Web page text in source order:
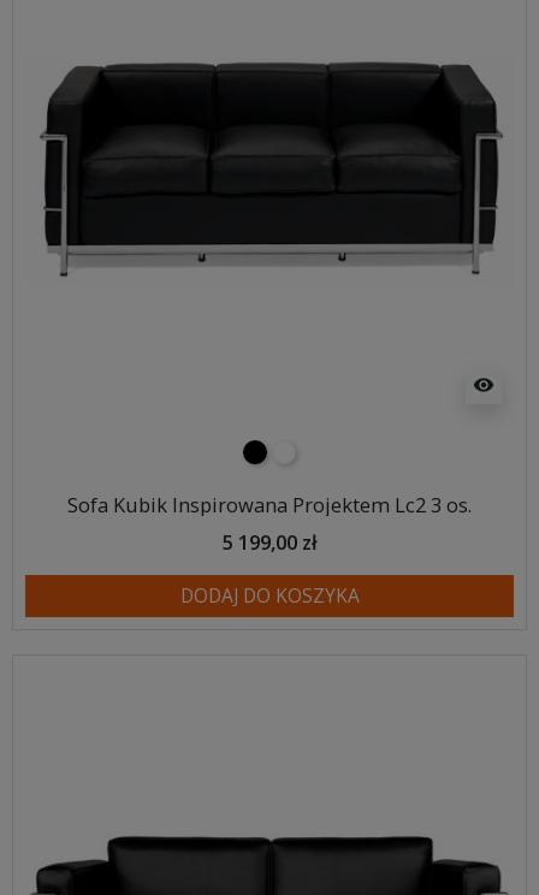
visibility
czarny
Sofa Kubik Inspirowana Projektem Lc2 3 os.
5 199,00 zł
DODAJ DO KOSZYKA